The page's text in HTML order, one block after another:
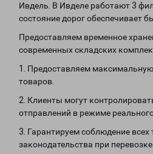
Ивдель. В Ивделе работают 3
состояние дорог обеспечивает
Предоставляем временное
современных складских
1. Предоставляем
товаров.
2. Клиенты могут
отправлений в режиме
3. Гарантируем соблюдение всех
законодательства при перевозке.